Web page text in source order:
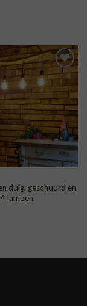
TOEVOEGEN
AAN
VERLANGLIJST
duig, geschuurd en
lampen